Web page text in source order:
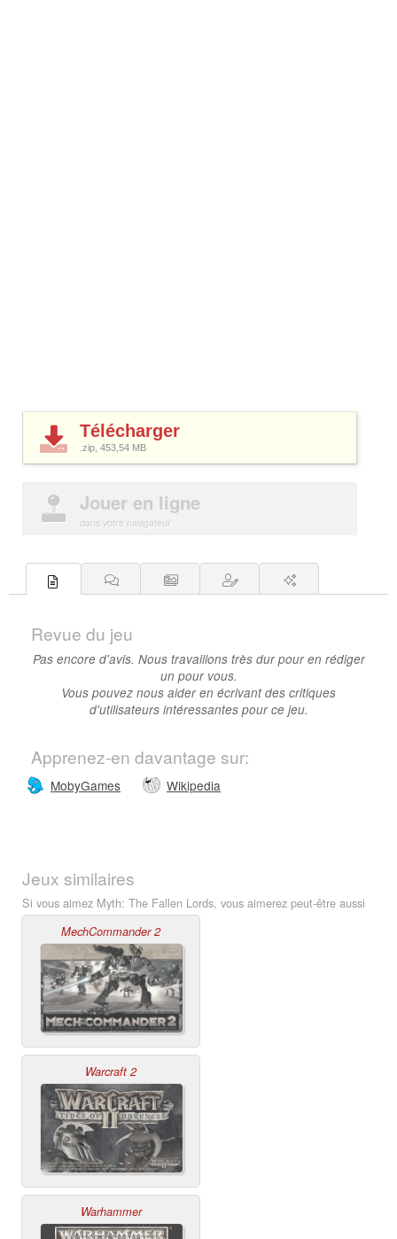
Télécharger
.zip, 453,54 MB
Jouer en ligne
dans votre navigateur
Revue du jeu
Pas encore d'avis. Nous travaillons très dur pour en rédiger
un pour vous.
Vous pouvez nous aider en écrivant des critiques
d'utilisateurs intéressantes pour ce jeu.
Apprenez-en davantage sur:
MobyGames Wikipedia
Jeux similaires
Si vous aimez Myth: The Fallen Lords, vous aimerez peut-être aussi
MechCommander 2
Warcraft 2
Warhammer